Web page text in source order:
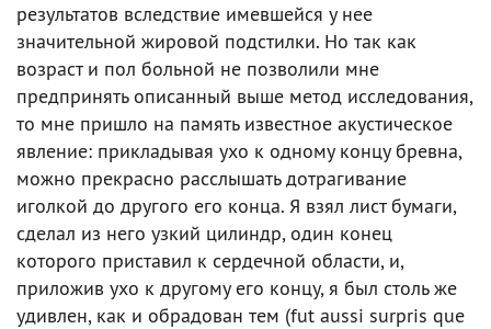
результатов вследствие имевшейся у нее
значительной жировой подстилки. Но так как
возраст и пол больной не позволили мне
предпринять описанный выше метод исследования,
то мне пришло на память известное акустическое
явление: прикладывая ухо к одному концу бревна,
можно прекрасно расслышать дотрагивание
иголкой до другого его конца. Я взял лист бумаги,
сделал из него узкий цилиндр, один конец
которого приставил к сердечной области, и,
приложив ухо к другому его концу, я был столь же
удивлен, как и обрадован тем (fut aussi surpris que